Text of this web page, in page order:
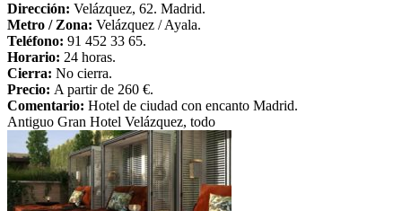
Dirección: Velázquez, 62. Madrid.
Metro / Zona: Velázquez / Ayala.
Teléfono: 91 452 33 65.
Horario: 24 horas.
Cierra: No cierra.
Precio: A partir de 260 €.
Comentario: Hotel de ciudad con encanto Madrid.
Antiguo Gran Hotel Velázquez, todo